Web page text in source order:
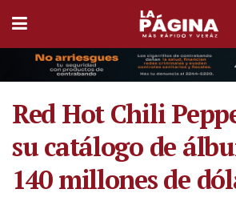
Red Hot Chili
su catálogo de
140 millones de